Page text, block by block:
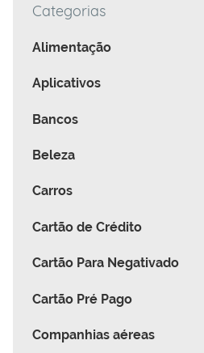
Categorias
Alimentação
Aplicativos
Bancos
Beleza
Carros
Cartão de Crédito
Cartão Para Negativado
Cartão Pré Pago
Companhias aéreas